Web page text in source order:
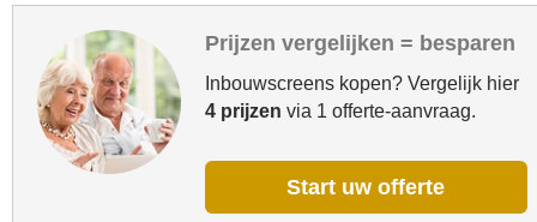
Prijzen vergelijken = besparen
Inbouwscreens kopen? Vergelijk hier
4 prijzen via 1 offerte-aanvraag.
Start uw offerte